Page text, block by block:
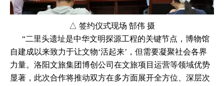
△ 签约仪式现场 郜伟 摄
“二里头遗址是中华文明探源工程的关键节点，博物馆
自建成以来致力于让文物‘活起来’，但需要凝聚社会各界
力量。洛阳文旅集团博创公司在文旅项目运营等领域优势
显著，此次合作将推动双方在多方面展开全方位、深层次